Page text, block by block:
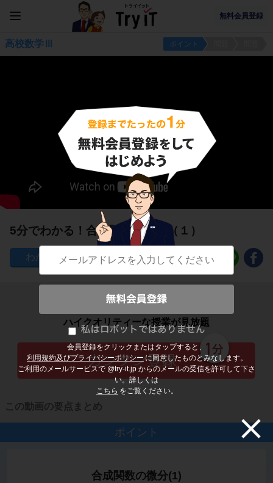
無料会員登録
会員登録をクリックまたはタップすると、
利用規約及びプライバシーポリシー に同意したものとみなします。
ご利用のメールサービスで @try-it.jp からのメールの受信を許可して下さ
い。詳しくは
こちら をご覧ください。
高校数学Ⅲ ポイント
5分でわかる！合成関数の微分（１）
105
子どもの勉強から大人の学び直しまで
ハイクオリティーな授業が見放題
この動画の要点まとめ
ポイント
合成関数の微分(1)